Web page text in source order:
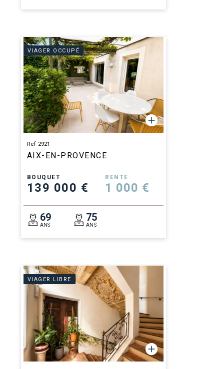
VIAGER OCCUPÉ
Ref 2921
AIX-EN-PROVENCE
BOUQUET
139 000 €
RENTE
1 000 €
69
ANS
75
ANS
VIAGER LIBRE